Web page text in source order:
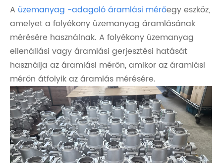
A üzemanyag -adagoló áramlási mérőegy eszköz,
amelyet a folyékony üzemanyag áramlásának
mérésére használnak. A folyékony üzemanyag
ellenállási vagy áramlási gerjesztési hatását
használja az áramlási mérőn, amikor az áramlási
mérőn átfolyik az áramlás mérésére.